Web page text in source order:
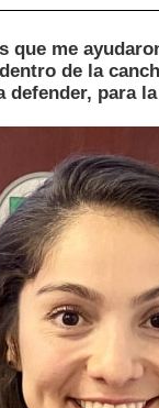
me
de la
para